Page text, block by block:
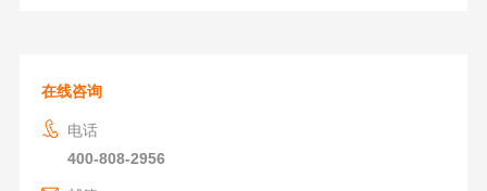
在线咨询
电话
400-808-2956